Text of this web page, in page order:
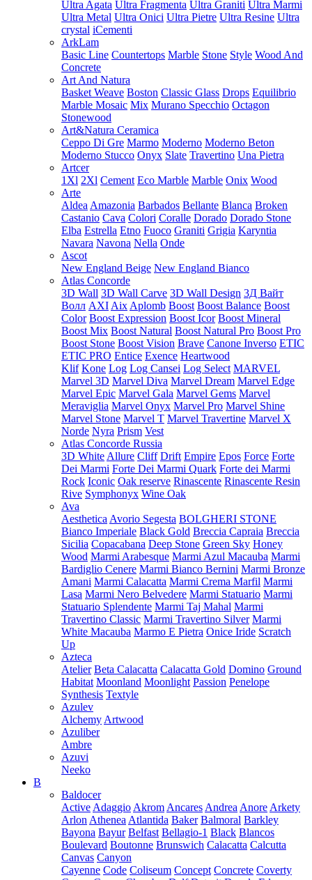
Ultra Agata Ultra Fragmenta Ultra Graniti Ultra Marmi
Ultra Metal Ultra Onici Ultra Pietre Ultra Resine Ultra
crystal iCementi
ArkLam
Basic Line Countertops Marble Stone Style Wood And
Concrete
Art And Natura
Basket Weave Boston Classic Glass Drops Equilibrio
Marble Mosaic Mix Murano Specchio Octagon
Stonewood
Art&Natura Ceramica
Ceppo Di Gre Marmo Moderno Moderno Beton
Moderno Stucco Onyx Slate Travertino Una Pietra
Artcer
1Xl 2Xl Cement Eco Marble Marble Onix Wood
Arte
Aldea Amazonia Barbados Bellante Blanca Broken
Castanio Cava Colori Coralle Dorado Dorado Stone
Elba Estrella Etno Fuoco Graniti Grigia Karyntia
Navara Navona Nella Onde
Ascot
New England Beige New England Bianco
Atlas Concorde
3D Wall 3D Wall Carve 3D Wall Design 3Д Вайт
Волл AXI Aix Aplomb Boost Boost Balance Boost
Color Boost Expression Boost Icor Boost Mineral
Boost Mix Boost Natural Boost Natural Pro Boost Pro
Boost Stone Boost Vision Brave Canone Inverso ETIC
ETIC PRO Entice Exence Heartwood
Klif Kone Log Log Cansei Log Select MARVEL
Marvel 3D Marvel Diva Marvel Dream Marvel Edge
Marvel Epic Marvel Gala Marvel Gems Marvel
Meraviglia Marvel Onyx Marvel Pro Marvel Shine
Marvel Stone Marvel T Marvel Travertine Marvel X
Norde Nyra Prism Vest
Atlas Concorde Russia
3D White Allure Cliff Drift Empire Epos Force Forte
Dei Marmi Forte Dei Marmi Quark Forte dei Marmi
Rock Iconic Oak reserve Rinascente Rinascente Resin
Rive Symphonyx Wine Oak
Ava
Aesthetica Avorio Segesta BOLGHERI STONE
Bianco Imperiale Black Gold Breccia Capraia Breccia
Sicilia Copacabana Deep Stone Green Sky Honey
Wood Marmi Arabesque Marmi Azul Macauba Marmi
Bardiglio Cenere Marmi Bianco Bernini Marmi Bronze
Amani Marmi Calacatta Marmi Crema Marfil Marmi
Lasa Marmi Nero Belvedere Marmi Statuario Marmi
Statuario Splendente Marmi Taj Mahal Marmi
Travertino Classic Marmi Travertino Silver Marmi
White Macauba Marmo E Pietra Onice Iride Scratch
Up
Azteca
Atelier Beta Calacatta Calacatta Gold Domino Ground
Habitat Moonland Moonlight Passion Penelope
Synthesis Textyle
Azulev
Alchemy Artwood
Azuliber
Ambre
Azuvi
Neeko
B
Baldocer
Active Adaggio Akrom Ancares Andrea Anore Arkety
Arlon Athenea Atlantida Baker Balmoral Barkley
Bayona Bayur Belfast Bellagio-1 Black Blancos
Boulevard Boutonne Brunswich Calacatta Calcutta
Canvas Canyon
Cayenne Code Coliseum Concept Concrete Coverty